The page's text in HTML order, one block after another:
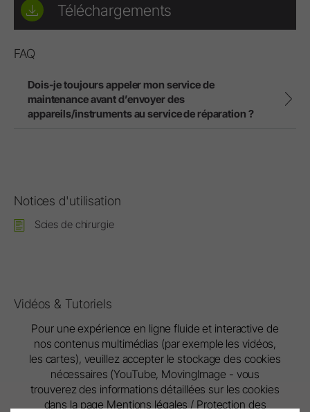
Téléchargements
FAQ
Dois-je toujours appeler mon service de
maintenance avant d’envoyer des
appareils/instruments au service de réparation ?
Notices d'utilisation
Scies de chirurgie
Vidéos & Tutoriels
Pour une expérience en ligne fluide et interactive de
nos contenus multimédias (par exemple les vidéos,
les cartes), veuillez accepter le stockage des cookies
nécessaires (YouTube, MovingImage - vous
trouverez des informations détaillées sur les cookies
dans la page Mentions légales / Protection des